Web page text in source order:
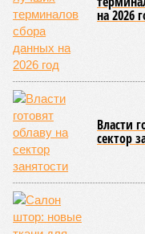
на 2026
Власти
сектор